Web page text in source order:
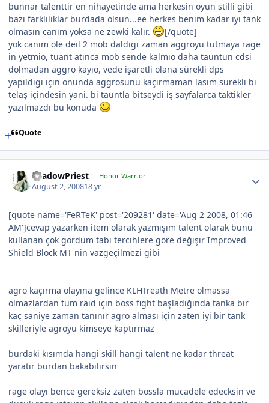
bunnar talenttir en nihayetinde ama herkesin oyun stilli gibi
bazı farklılıklar burdada olsun...ee herkes benim kadar iyi tank
olmasın canım yoksa ne zewki kalır.
[/quote]
yok canım öle deil 2 mob daldıgı zaman aggroyu tutmaya rage
in yetmio, tuant atınca mob sende kalmıo daha tauntun cdsi
dolmadan aggro kayıo, vede işaretli olana sürekli dps
yapıldıgı için onunda aggrosunu kaçırmaman lasım sürekli bi
telaş içindesin yani. bi tauntla bitseydi iş sayfalarca taktikler
yazılmazdı bu konuda
Quote
ShadowPriest Honor Warrior
August 2, 200818 yr
[quote name='FeRTeK' post='209281' date='Aug 2 2008, 01:46
AM']cevap yazarken item olarak yazmışım talent olarak bunu
kullanan çok gördüm tabi tercihlere göre değişir Improved
Shield Block MT nin vazgeçilmezi gibi
agro kaçırma olayına gelince KLHTreath Metre olmassa
olmazlardan tüm raid için boss fight başladığında tanka bir
kaç saniye zaman tanınır agro alması için zaten iyi bir tank
skilleriyle agroyu kimseye kaptırmaz
burdaki kısımda hangi skill hangi talent ne kadar threat
yaratır burdan bakabilirsin
rage olayı bence gereksiz zaten bossla mucadele edecksin ve